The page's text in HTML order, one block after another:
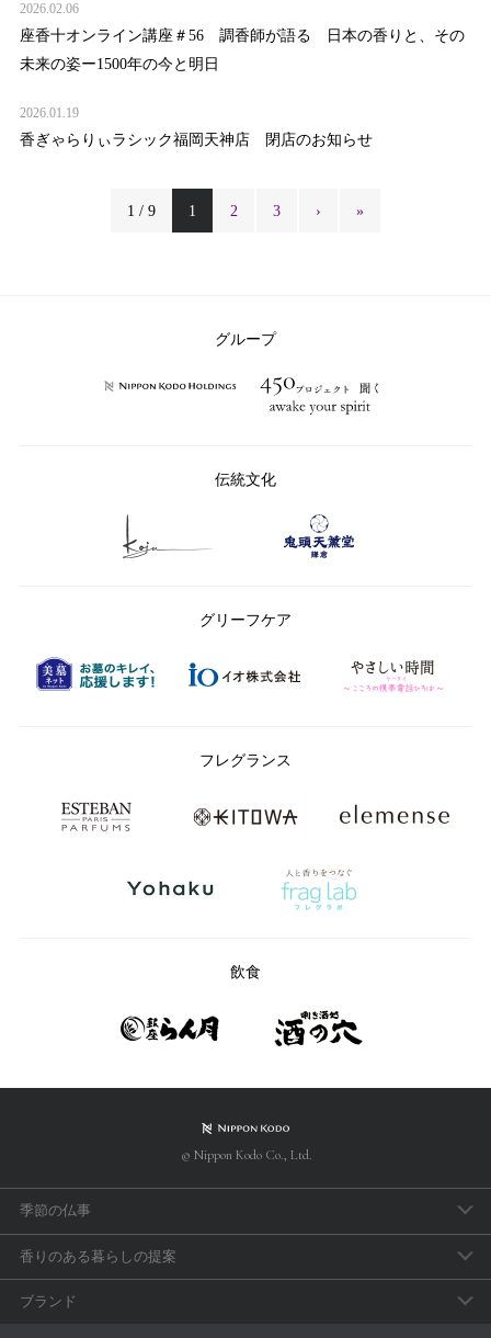
2026.02.06
座香十オンライン講座＃56 調香師が語る 日本の香りと、その
未来の姿ー1500年の今と明日
2026.01.19
香ぎゃらりぃラシック福岡天神店 閉店のお知らせ
1 / 9 1 2 3 › »
グループ
伝統文化
グリーフケア
フレグランス
飲食
© Nippon Kodo Co., Ltd.
季節の仏事
春のお彼岸
母の日参り
香りのある暮らしの提案
アロマで手軽に「睡眠のセルフケア」
ブランド